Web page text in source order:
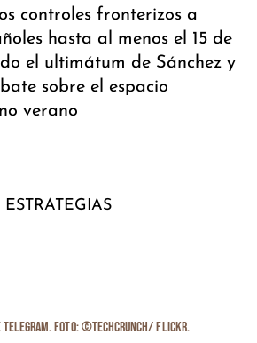
controles fronterizos a
hasta al menos el 15 de
el ultimátum de Sánchez y
sobre el espacio
verano
ESTRATEGIAS